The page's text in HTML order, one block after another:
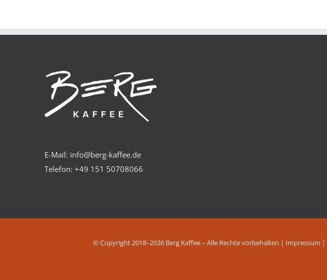
E-Mail: info@berg-kaffee.de
Telefon: +49 151 50708066
© Copyright 2018–2026 Berg Kaffee – Alle Rechte vorbehalten | Impressum |